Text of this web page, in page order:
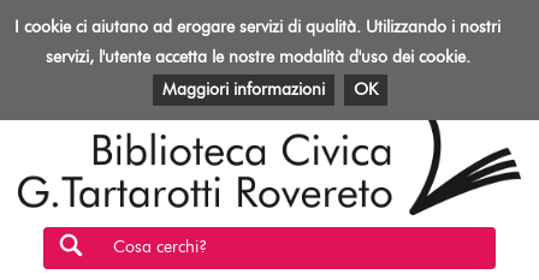
Toggle
Biblioteca
Rovereto
EVENTI E ATTIVITÀ PATRIMONIO E RISORSE
Cosa cerchi?
I cookie ci aiutano ad erogare servizi di qualità. Utilizzando i nostri
servizi, l'utente accetta le nostre modalità d'uso dei cookie.
Maggiori informazioni
OK